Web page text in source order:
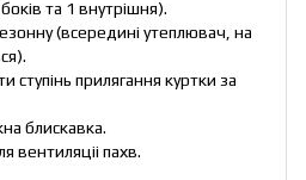
та 1 внутрішня).
(всередині утеплювач, на
ступінь прилягання куртки за
блискавка.
вентиляціі пахв.